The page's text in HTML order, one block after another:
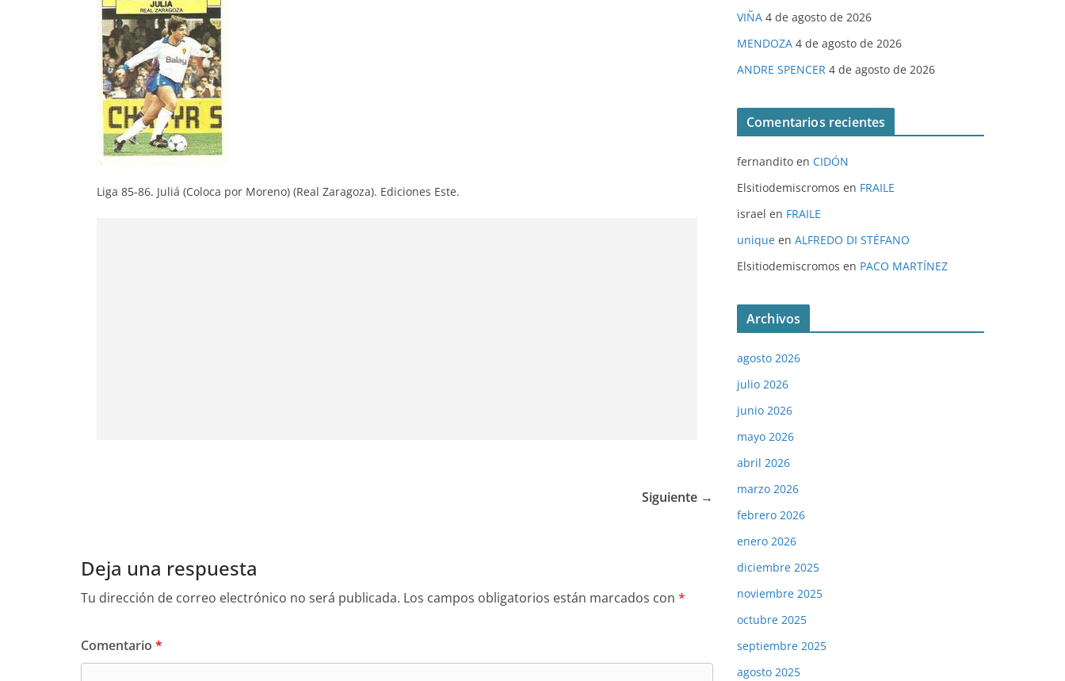
Liga 85-86. Juliá (Coloca por Moreno) (Real Zaragoza). Ediciones Este.
Siguiente →
Deja una respuesta
Tu dirección de correo electrónico no será publicada. Los campos obligatorios están marcados con *
Comentario *
VIÑA 4 de agosto de 2026
MENDOZA 4 de agosto de 2026
ANDRE SPENCER 4 de agosto de 2026
Comentarios recientes
fernandito en CIDÓN
Elsitiodemiscromos en FRAILE
israel en FRAILE
unique en ALFREDO DI STÉFANO
Elsitiodemiscromos en PACO MARTÍNEZ
Archivos
agosto 2026
julio 2026
junio 2026
mayo 2026
abril 2026
marzo 2026
febrero 2026
enero 2026
diciembre 2025
noviembre 2025
octubre 2025
septiembre 2025
agosto 2025